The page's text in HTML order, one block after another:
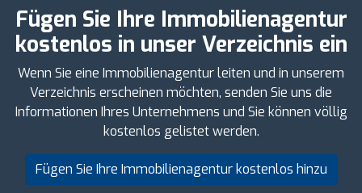
Fügen Sie Ihre Immobilienagentur
kostenlos in unser Verzeichnis ein
Wenn Sie eine Immobilienagentur leiten und in unserem
Verzeichnis erscheinen möchten, senden Sie uns die
Informationen Ihres Unternehmens und Sie können völlig
kostenlos gelistet werden.
Fügen Sie Ihre Immobilienagentur kostenlos hinzu